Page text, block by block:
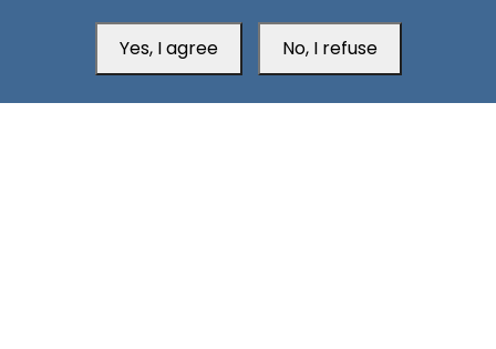
Head OfficeYes, I agree No, I refuse